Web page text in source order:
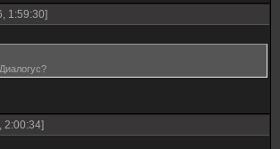
1:59:30]
2:00:34]